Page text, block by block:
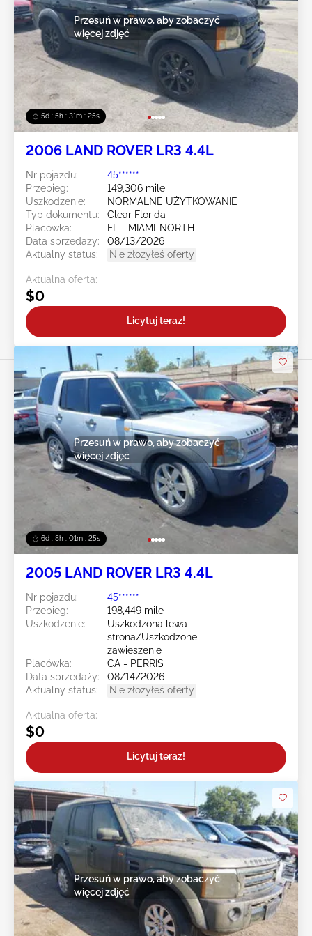
5d : 5h : 31m : 23s
Przesuń w prawo, aby zobaczyć
więcej zdjęć
2006 LAND ROVER LR3 4.4L
Nr pojazdu:
45******
Przebieg:
149,306 mile
Uszkodzenie:
NORMALNE UŻYTKOWANIE
Typ dokumentu:
Clear Florida
Placówka:
FL - MIAMI-NORTH
Data sprzedaży:
08/13/2026
Aktualny status:
Nie złożyłeś oferty
Aktualna oferta:
$0
Licytuj teraz!
6d : 8h : 01m : 23s
Przesuń w prawo, aby zobaczyć
więcej zdjęć
2005 LAND ROVER LR3 4.4L
Nr pojazdu:
45******
Przebieg:
198,449 mile
Uszkodzenie:
Uszkodzona lewa
strona/Uszkodzone
zawieszenie
Placówka:
CA - PERRIS
Data sprzedaży:
08/14/2026
Aktualny status:
Nie złożyłeś oferty
Aktualna oferta:
$0
Licytuj teraz!
Przesuń w prawo, aby zobaczyć
więcej zdjęć